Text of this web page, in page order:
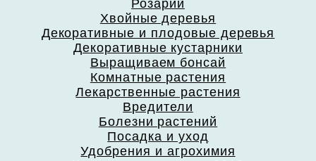
Розарий
Хвойные деревья
Декоративные и плодовые деревья
Декоративные кустарники
Выращиваем бонсай
Комнатные растения
Лекарственные растения
Вредители
Болезни растений
Посадка и уход
Удобрения и агрохимия